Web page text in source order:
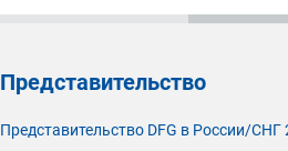
Представительство
Представительство DFG в России/СНГ